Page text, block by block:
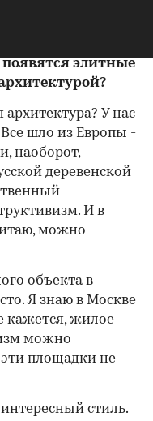
элитные
архитектура? У нас
Все шло из Европы -
наоборот,
деревенской
И в
можно
объекта в
Я знаю в Москве
кажется, жилое
можно
площадки не
стиль.